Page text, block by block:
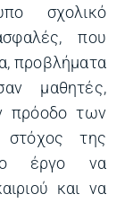
σχολικό
που
προβλήματα
μαθητές,
πρόοδο των
στόχος της
έργο να
και να